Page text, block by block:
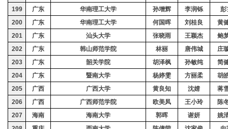
199
广东 华南理工大学 孙增辉 李润铄
彭
200
广东 华南理工大学 何国晖 刘桂良
黄
201
广东 汕头大学 张晓雨 王颖杰
鲍
202
广东 韩山师范学院 林丽 唐伟城
庄
203
广东 韶关学院 胡泽枫 孙敏纯
简
204
广东 暨南大学 杨婷雯 方丽柔
胡
205
广西 广西大学 黄良知 沈婧
蒋
206
广西 广西师范学院 欧美凤 王小玲
陈
207
海南 海南大学 郭晖 谢妍
姚